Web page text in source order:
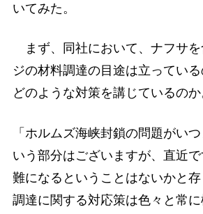
いてみた。
まず、同社において、ナフサを
ジの材料調達の目途は立っている
どのような対策を講じているのか
「ホルムズ海峡封鎖の問題がい
いう部分はございますが、直近
難になるということはないかと存
調達に関する対応策は色々と常